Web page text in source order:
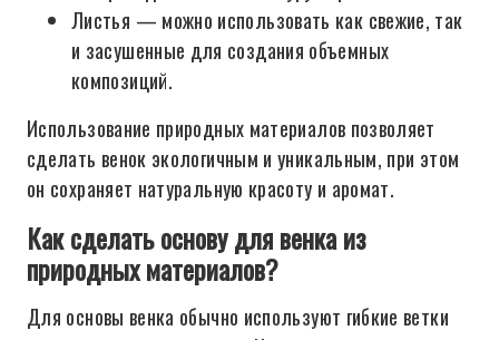
Листья — можно использовать как свежие, так
и засушенные для создания объемных
композиций.
Использование природных материалов позволяет
сделать венок экологичным и уникальным, при этом
он сохраняет натуральную красоту и аромат.
Как сделать основу для венка из
природных материалов?
Для основы венка обычно используют гибкие ветки